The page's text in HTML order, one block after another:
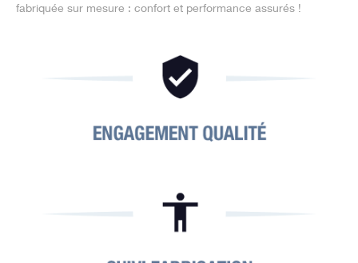
fabriquée sur mesure : confort et performance assurés !